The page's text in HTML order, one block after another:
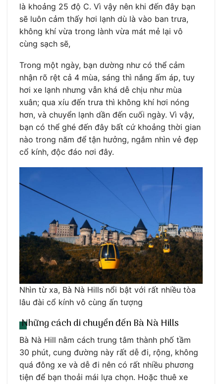
là khoảng 25 độ C. Vì vậy nên khi đến đây bạn
sẽ luôn cảm thấy hơi lạnh dù là vào ban trưa,
không khí vừa trong lành vừa mát mẻ lại vô
cùng sạch sẽ,
Trong một ngày, bạn dường như có thể cảm
nhận rõ rệt cả 4 mùa, sáng thì nắng ấm áp, tuy
hơi xe lạnh nhưng vẫn khá dễ chịu như mùa
xuân; qua xíu đến trưa thì không khí hơi nóng
hơn, và chuyển lạnh dần đến cuối ngày. Vì vậy,
bạn có thể ghé đến đây bất cứ khoảng thời gian
nào trong năm để tận hưởng, ngắm nhìn vẻ đẹp
cổ kính, độc đáo nơi đây.
Nhìn từ xa, Bà Nà Hills nổi bật với rất nhiều tòa
lâu đài cổ kính vô cùng ấn tượng
Những cách di chuyển đến Bà Nà Hills
Bà Nà Hill nằm cách trung tâm thành phố tầm
30 phút, cung đường này rất dễ đi, rộng, không
quá đông xe và dễ đi nên có rất nhiều phương
tiện để bạn thoải mái lựa chọn. Hoặc thuê xe